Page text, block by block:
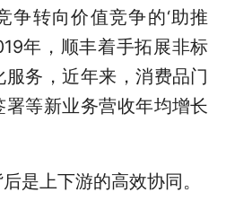
争转向价值竞争的‘助推
年，顺丰着手拓展非标
务，近年来，消费品门
等新业务营收年均增长
上下游的高效协同。